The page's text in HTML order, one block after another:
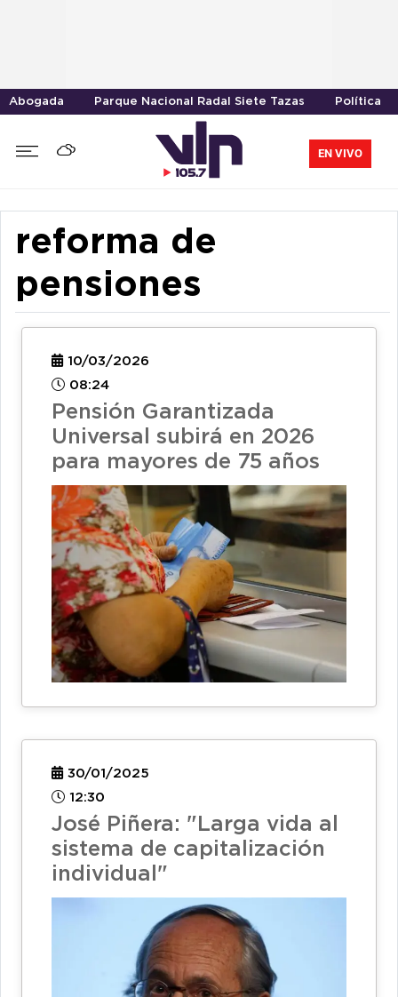
Abogada Parque Nacional Radal Siete Tazas Política
EN VIVO
reforma de
pensiones
10/03/2026
08:24
Pensión Garantizada
Universal subirá en 2026
para mayores de 75 años
30/01/2025
12:30
José Piñera: "Larga vida al
sistema de capitalización
individual"